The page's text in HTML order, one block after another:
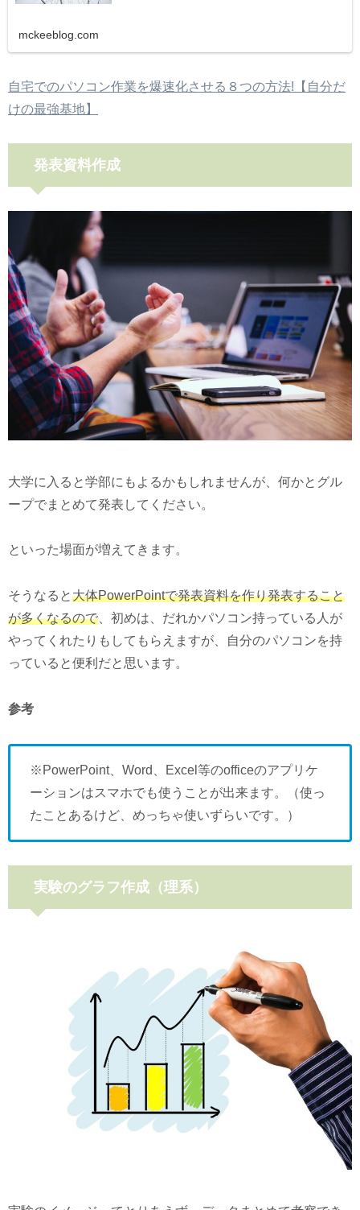
mckeeblog.com
自宅でのパソコン作業を爆速化させる８つの方法!【自分だ
けの最強基地】
発表資料作成
大学に入ると学部にもよるかもしれませんが、何かとグル
ープでまとめて発表してください。
といった場面が増えてきます。
そうなると大体PowerPointで発表資料を作り発表すること
が多くなるので 、初めは、だれかパソコン持っている人が
やってくれたりもしてもらえますが、自分のパソコンを持
っていると便利だと思います。
参考
※PowerPoint、Word、Excel等のofficeのアプリケ
ーションはスマホでも使うことが出来ます。（使っ
たことあるけど、めっちゃ使いずらいです。）
実験のグラフ作成（理系）